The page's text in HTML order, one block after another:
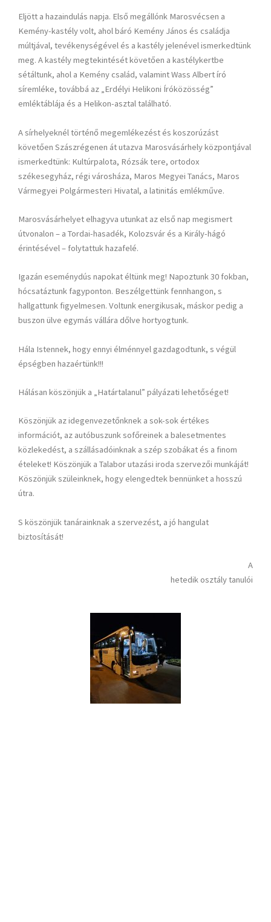
Eljött a hazaindulás napja. Első megállónk Marosvécsen a
Kemény-kastély volt, ahol báró Kemény János és családja
múltjával, tevékenységével és a kastély jelenével ismerkedtünk
meg. A kastély megtekintését követően a kastélykertbe
sétáltunk, ahol a Kemény család, valamint Wass Albert író
síremléke, továbbá az „Erdélyi Helikoni Íróközösség”
emléktáblája és a Helikon-asztal található.
A sírhelyeknél történő megemlékezést és koszorúzást
követően Szászrégenen át utazva Marosvásárhely központjával
ismerkedtünk: Kultúrpalota, Rózsák tere, ortodox
székesegyház, régi városháza, Maros Megyei Tanács, Maros
Vármegyei Polgármesteri Hivatal, a latinitás emlékműve.
Marosvásárhelyet elhagyva utunkat az első nap megismert
útvonalon – a Tordai-hasadék, Kolozsvár és a Király-hágó
érintésével – folytattuk hazafelé.
Igazán eseménydús napokat éltünk meg! Napoztunk 30 fokban,
hócsatáztunk fagyponton. Beszélgettünk fennhangon, s
hallgattunk figyelmesen. Voltunk energikusak, máskor pedig a
buszon ülve egymás vállára dőlve hortyogtunk.
Hála Istennek, hogy ennyi élménnyel gazdagodtunk, s végül
épségben hazaértünk!!!
Hálásan köszönjük a „Határtalanul” pályázati lehetőséget!
Köszönjük az idegenvezetőnknek a sok-sok értékes
információt, az autóbuszunk sofőreinek a balesetmentes
közlekedést, a szállásadóinknak a szép szobákat és a finom
ételeket! Köszönjük a Talabor utazási iroda szervezői munkáját!
Köszönjük szüleinknek, hogy elengedtek bennünket a hosszú
útra.
S köszönjük tanárainknak a szervezést, a jó hangulat
biztosítását!
A
hetedik osztály tanulói